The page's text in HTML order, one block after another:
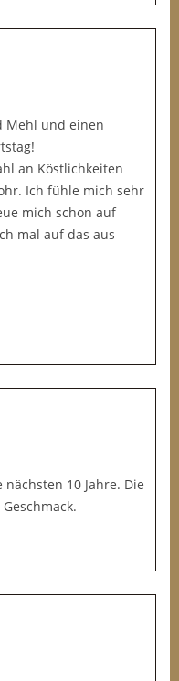
Mehl und einen
an Köstlichkeiten
Ich fühle mich sehr
mich schon auf
mal auf das aus
10 Jahre. Die